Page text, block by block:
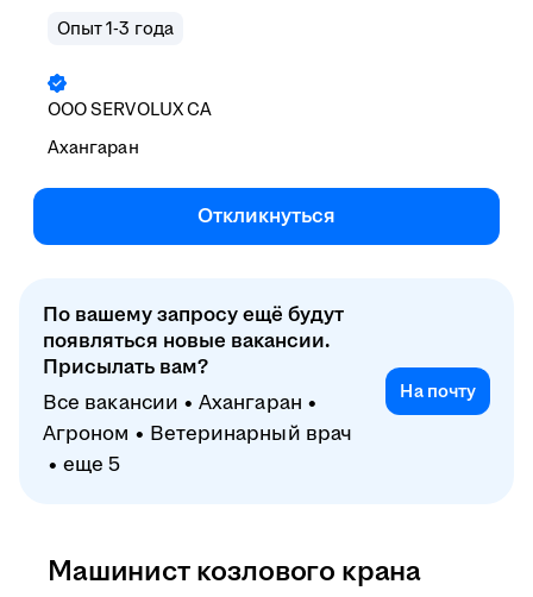
Опыт 1-3 года
ОООSERVOLUX CA
Ахангаран
Откликнуться
По вашему запросу ещё будут
появляться новые вакансии.
Присылать вам?
Все вакансии
Ахангаран
Агроном
Ветеринарный врач
еще 5
На почту
Машинист козлового крана